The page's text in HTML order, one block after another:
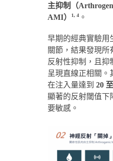
主抑制（
AMI）
1, 4 。
早期的經典實驗用
關節，結果發現所
反射性抑制，且抑
呈現直線正相關。
在注入量達到 20
顯著的反射閾值下
要敏感。